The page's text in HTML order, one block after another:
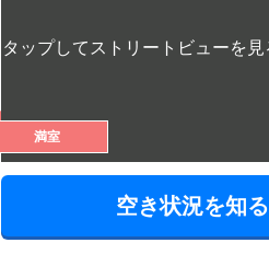
満室
空き状況を知る